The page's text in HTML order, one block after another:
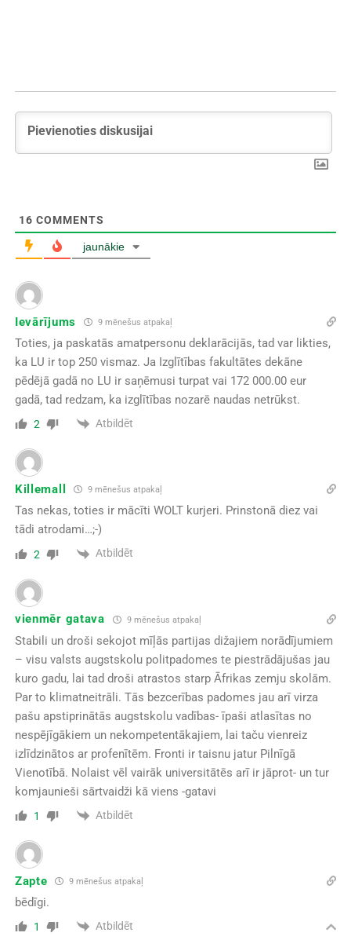
16 COMMENTS
jaunākie
Ievārījums 9 mēnešus atpakaļ
Toties, ja paskatās amatpersonu deklarācijās, tad var likties,
ka LU ir top 250 vismaz. Ja Izglītības fakultātes dekāne
pēdējā gadā no LU ir saņēmusi turpat vai 172 000.00 eur
gadā, tad redzam, ka izglītības nozarē naudas netrūkst.
2 Atbildēt
Killemall 9 mēnešus atpakaļ
Tas nekas, toties ir mācīti WOLT kurjeri. Prinstonā diez vai
tādi atrodami…;-)
2 Atbildēt
vienmēr gatava 9 mēnešus atpakaļ
Stabili un droši sekojot mīļās partijas dižajiem norādījumiem
– visu valsts augstskolu politpadomes te piestrādājušas jau
kuro gadu, lai tad droši atrastos starp Āfrikas zemju skolām.
Par to klimatneitrāli. Tās bezcerības padomes jau arī virza
pašu apstiprinātās augstskolu vadības- īpaši atlasītas no
nespējīgākiem un nekompetentākajiem, lai taču vienreiz
izlīdzinātos ar profenītēm. Fronti ir taisnu jatur Pilnīgā
Vienotībā. Nolaist vēl vairāk universitātēs arī ir jāprot- un tur
komjaunieši sārtvaidži kā viens -gatavi
1 Atbildēt
Zapte 9 mēnešus atpakaļ
bēdīgi.
1 Atbildēt